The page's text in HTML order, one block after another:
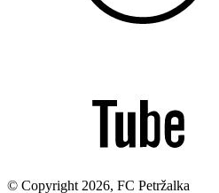
© Copyright 2026, FC Petržalka